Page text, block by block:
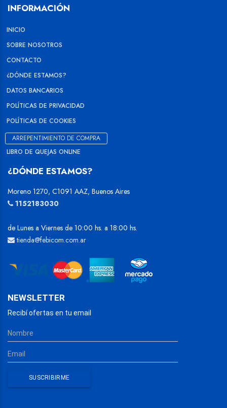
INFORMACIÓN
INICIO
SOBRE NOSOTROS
CONTACTO
¿DÓNDE ESTAMOS?
DATOS BANCARIOS
POLÍTICAS DE PRIVACIDAD
POLÍTICAS DE COOKIES
ARREPENTIMIENTO DE COMPRA
LIBRO DE QUEJAS ONLINE
¿DÓNDE ESTAMOS?
Moreno 1270, C1091 AAZ, Buenos Aires
1152183030
de Lunes a Viernes de 10:00 hs. a 18:00 hs.
tienda@febicom.com.ar
NEWSLETTER
Recibí ofertas en tu email